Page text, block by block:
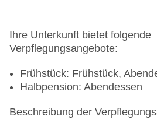
Ihre Unterkunft bietet folgende
Verpflegungsangebote:
Frühstück: Frühstück,
Halbpension: Abendessen
Beschreibung der